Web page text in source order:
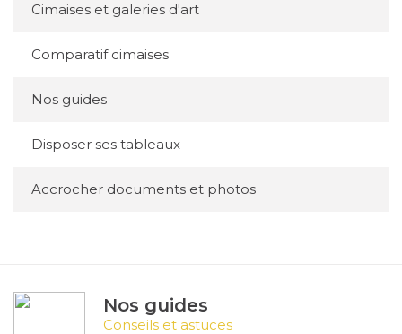
Cimaises et galeries d'art
Comparatif cimaises
Nos guides
Disposer ses tableaux
Accrocher documents et photos
Nos guides
Conseils et astuces